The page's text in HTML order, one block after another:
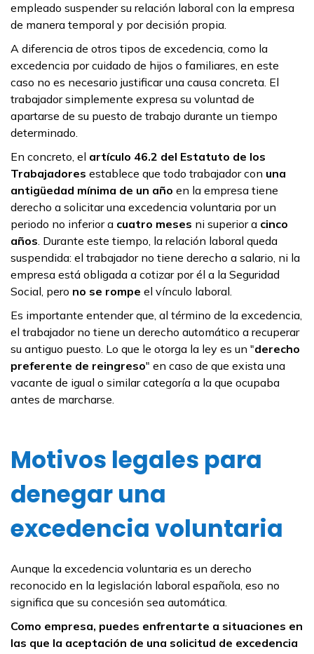
empleado suspender su relación laboral con la empresa
de manera temporal y por decisión propia.
A diferencia de otros tipos de excedencia, como la
excedencia por cuidado de hijos o familiares, en este
caso no es necesario justificar una causa concreta. El
trabajador simplemente expresa su voluntad de
apartarse de su puesto de trabajo durante un tiempo
determinado.
En concreto, el artículo 46.2 del Estatuto de los
Trabajadores establece que todo trabajador con una
antigüedad mínima de un año en la empresa tiene
derecho a solicitar una excedencia voluntaria por un
periodo no inferior a cuatro meses ni superior a cinco
años. Durante este tiempo, la relación laboral queda
suspendida: el trabajador no tiene derecho a salario, ni la
empresa está obligada a cotizar por él a la Seguridad
Social, pero no se rompe el vínculo laboral.
Es importante entender que, al término de la excedencia,
el trabajador no tiene un derecho automático a recuperar
su antiguo puesto. Lo que le otorga la ley es un "derecho
preferente de reingreso" en caso de que exista una
vacante de igual o similar categoría a la que ocupaba
antes de marcharse.
Motivos legales para
denegar una
excedencia voluntaria
Aunque la excedencia voluntaria es un derecho
reconocido en la legislación laboral española, eso no
significa que su concesión sea automática.
Como empresa, puedes enfrentarte a situaciones en
las que la aceptación de una solicitud de excedencia